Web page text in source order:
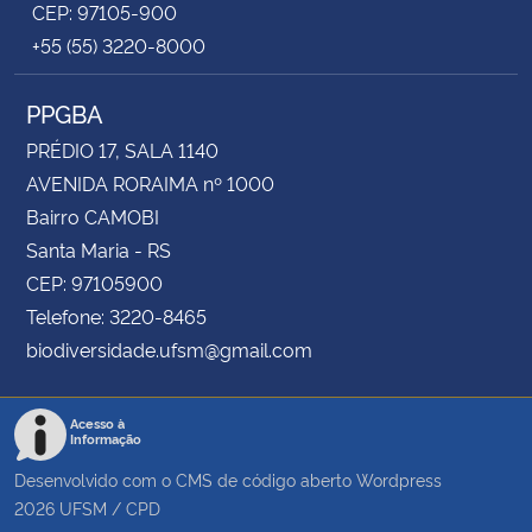
CEP: 97105-900
+55 (55) 3220-8000
PPGBA
PRÉDIO 17, SALA 1140
AVENIDA RORAIMA nº 1000
Bairro CAMOBI
Santa Maria - RS
CEP: 97105900
Telefone: 3220-8465
biodiversidade.ufsm@gmail.com
Acesso à
Informação
Desenvolvido com o CMS de código aberto Wordpress
2026 UFSM / CPD